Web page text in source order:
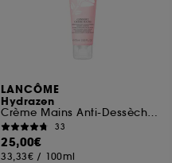
LANCÔME
Hydrazen
Crème Mains Anti-Dessèchement
33
25,00€
33,33€ / 100ml